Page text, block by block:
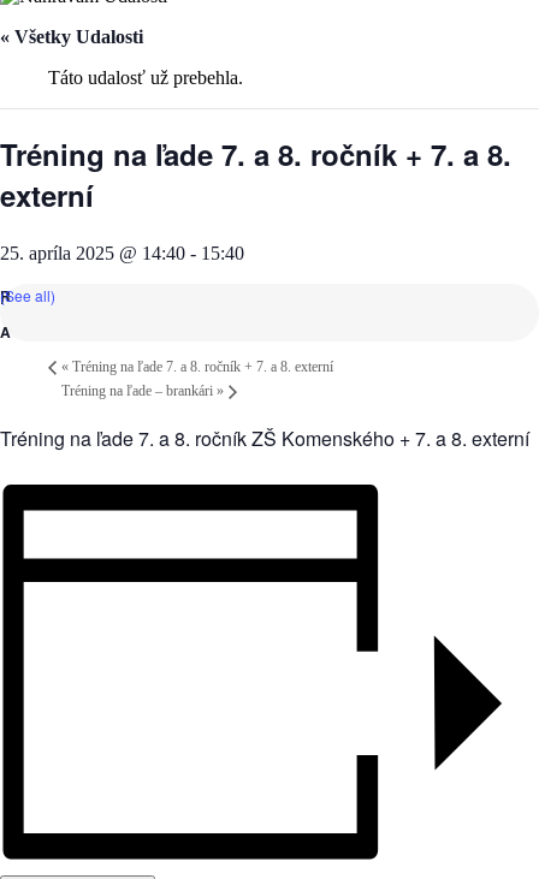
« Všetky Udalosti
Táto udalosť už prebehla.
Tréning na ľade 7. a 8. ročník + 7. a 8.
externí
25. apríla 2025 @ 14:40 - 15:40
(See all)
« Tréning na ľade 7. a 8. ročník + 7. a 8. externí
Tréning na ľade – brankári »
Tréning na ľade 7. a 8. ročník ZŠ Komenského + 7. a 8. externí